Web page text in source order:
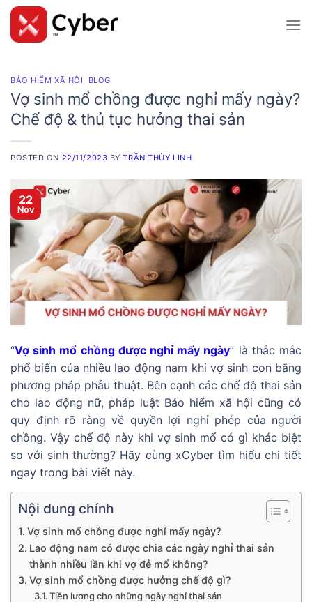
Skip
content
BẢO HIỂM XÃ HỘI, BLOG
Vợ sinh mổ chồng được nghỉ mấy ngày?
Chế độ & thủ tục hưởng thai sản
POSTED ON 22/11/2023 BYTRẦN THÙY LINH
22
Nov
“Vợ sinh mổ chồng được nghỉ mấy ngày” là thắc mắc
phổ biến của nhiều lao động nam khi vợ sinh con bằng
phương pháp phẫu thuật. Bên cạnh các chế độ thai sản
cho lao động nữ, pháp luật Bảo hiểm xã hội cũng có
quy định rõ ràng về quyền lợi nghỉ phép của người
chồng. Vậy chế độ này khi vợ sinh mổ có gì khác biệt
so với sinh thường? Hãy cùng xCyber tìm hiểu chi tiết
ngay trong bài viết này.
Nội dung chính
Vợ sinh mổ chồng được nghỉ mấy ngày?
Lao động nam có được chia các ngày nghỉ thai sản
thành nhiều lần khi vợ đẻ mổ không?
Vợ sinh mổ chồng được hưởng chế độ gì?
Tiền lương cho những ngày nghỉ thai sản